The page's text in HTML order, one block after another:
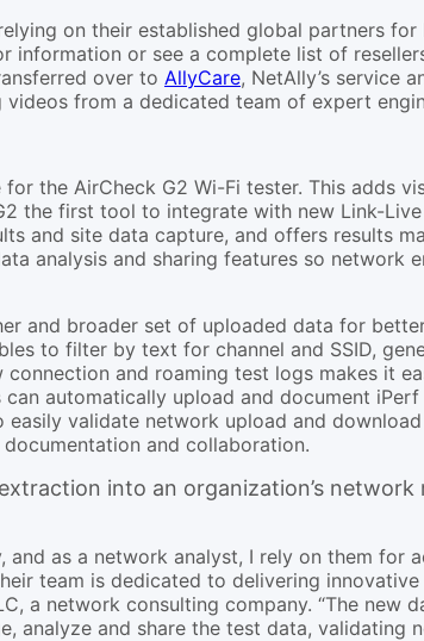
on their established global partners
information or see a complete list of
over to AllyCare, NetAlly’s service
from a dedicated team of expert
the AirCheck G2 Wi-Fi tester. This adds
the first tool to integrate with new Link-
and site data capture, and offers results
analysis and sharing features so
and broader set of uploaded data for
to filter by text for channel and SSID,
and roaming test logs makes it
can automatically upload and document
validate network upload and
and collaboration.
into an organization’s
as a network analyst, I rely on them for
team is dedicated to delivering
a network consulting company. “The new
analyze and share the test data, validating